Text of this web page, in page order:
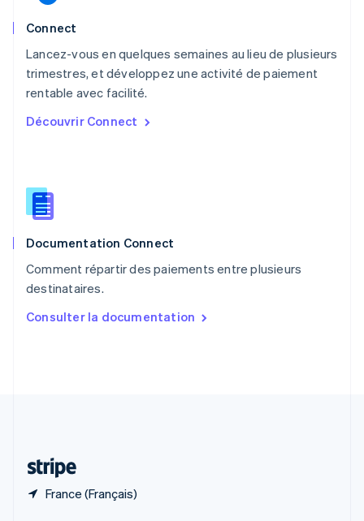
Connect
Lancez-vous en quelques semaines au lieu de plusieurs
trimestres, et développez une activité de paiement
rentable avec facilité.
Découvrir Connect
Documentation Connect
Comment répartir des paiements entre plusieurs
destinataires.
Consulter la documentation
France (Français)
Nouvelle-Zélande
English
NederlandsEnglish
Pologne
English
PortuguêsEnglish
English
Roumanie
Royaume-Uni
Singapour
English简体中文
English